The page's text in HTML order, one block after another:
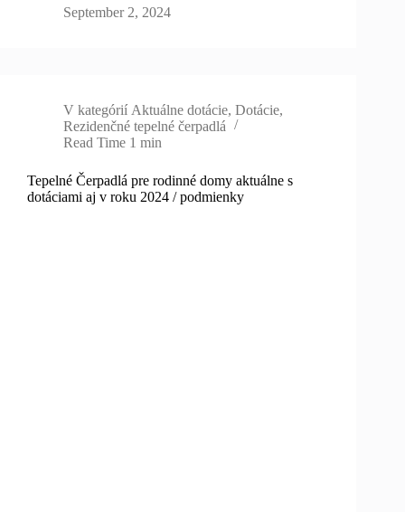
September 2, 2024
V kategórií Aktuálne dotácie,Dotácie,
Rezidenčné tepelné čerpadlá
Read Time 1 min
Tepelné Čerpadlá pre rodinné domy aktuálne s
dotáciami aj v roku 2024 / podmienky